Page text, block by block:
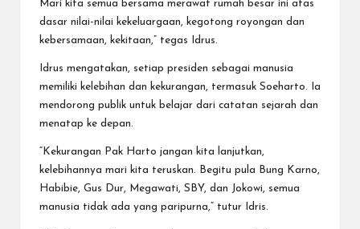
Mari kita semua bersama merawat rumah besar ini atas
dasar nilai-nilai kekeluargaan, kegotong royongan dan
kebersamaan, kekitaan,” tegas Idrus.
Idrus mengatakan, setiap presiden sebagai manusia
memiliki kelebihan dan kekurangan, termasuk Soeharto. Ia
mendorong publik untuk belajar dari catatan sejarah dan
menatap ke depan.
“Kekurangan Pak Harto jangan kita lanjutkan,
kelebihannya mari kita teruskan. Begitu pula Bung Karno,
Habibie, Gus Dur, Megawati, SBY, dan Jokowi, semua
manusia tidak ada yang paripurna,” tutur Idris.